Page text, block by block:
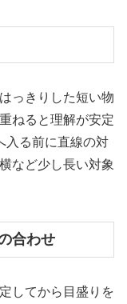
っきりした短い物
ねると理解が安定
入る前に直線の対
など少し長い対象
合わせ
してから目盛りを